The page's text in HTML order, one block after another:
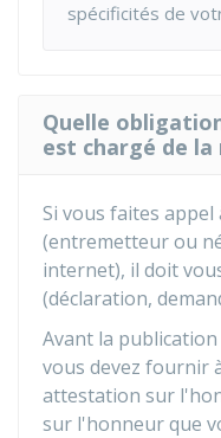
spécificités de
Quelle
est chargé de la
Si vous faites
(entremetteur ou
internet), il doit
(déclaration,
Avant la
vous devez fournir
attestation sur
sur l'honneur que